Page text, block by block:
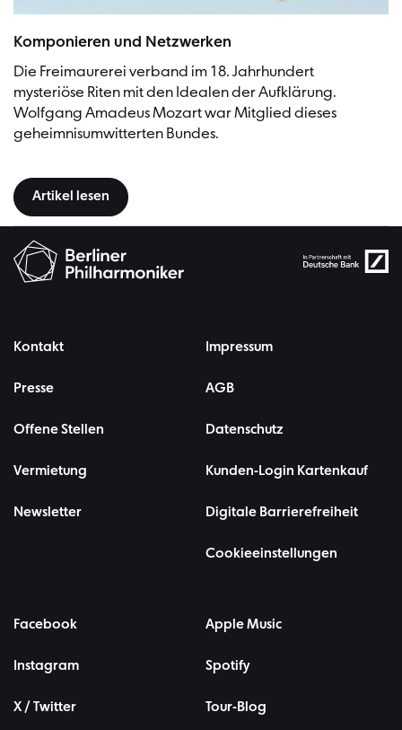
Komponieren und Netzwerken
Die Freimaurerei verband im 18. Jahrhundert
mysteriöse Riten mit den Idealen der Aufklärung.
Wolfgang Amadeus Mozart war Mitglied dieses
geheimnisumwitterten Bundes.
Artikel lesen
Kontakt
Presse
Offene Stellen
Vermietung
Newsletter
Impressum
AGB
Datenschutz
Kunden-Login Kartenkauf
Digitale Barrierefreiheit
Cookieeinstellungen
Facebook
Instagram
X / Twitter
Apple Music
Spotify
Tour-Blog